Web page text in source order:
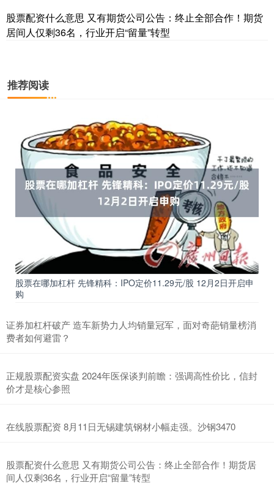
股票配资什么意思 又有期货公司公告：终止全部合作！期货
居间人仅剩36名，行业开启“留量”转型
推荐阅读
股票在哪加杠杆 先锋精科：IPO定价11.29元/股 12月2日开启申
购
证券加杠杆破产 造车新势力人均销量冠军，面对奇葩销量榜消
费者如何避雷？
正规股票配资实盘 2024年医保谈判前瞻：强调高性价比，信封
价才是核心参照
在线股票配资 8月11日无锡建筑钢材小幅走强。沙钢3470
股票配资什么意思 又有期货公司公告：终止全部合作！期货居
间人仅剩36名，行业开启“留量”转型